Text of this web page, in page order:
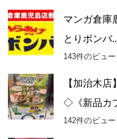
マンガ倉
とりボンバ
143件のビュー
【加治木
◇《新品カ
142件のビュー